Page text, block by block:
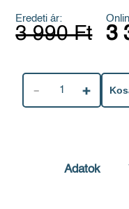
Eredeti ár:
3 990 Ft 3
1
Adatok